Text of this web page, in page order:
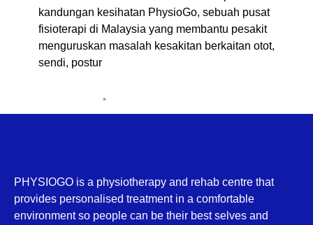
kandungan kesihatan PhysioGo, sebuah pusat
fisioterapi di Malaysia yang membantu pesakit
menguruskan masalah kesakitan berkaitan otot,
sendi, postur
PHYSIOGO is a physiotherapy and rehab centre that
provides personalised treatment in a comfortable
environment so people can be their best selves and